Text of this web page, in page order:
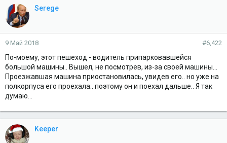
Serege
9 Май 2018 #6,422
По-моему, этот пешеход - водитель припарковавшейся
большой машины.. Вышел, не посмотрев, из-за своей машины...
Проезжавшая машина приостановилась, увидев его.. но уже на
полкорпуса его проехала.. поэтому он и поехал дальше.. Я так
думаю...
Keeper